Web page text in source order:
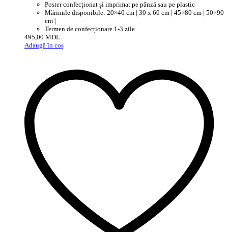
Poster confecționat și imprimat pe pânză sau pe plastic
Mărimile disponibile: 20×40 cm | 30 x 60 cm | 45×80 cm | 50×90
cm |
Termen de confecționare 1-3 zile
495,00 MDL
Adaugă în coș